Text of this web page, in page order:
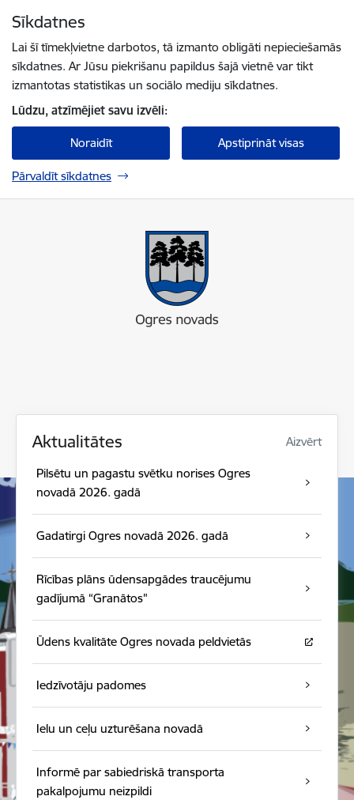
Sīkdatnes
Lai šī tīmekļvietne darbotos, tā izmanto obligāti nepieciešamās
sīkdatnes. Ar Jūsu piekrišanu papildus šajā vietnē var tikt
izmantotas statistikas un sociālo mediju sīkdatnes.
Lūdzu, atzīmējiet savu izvēli:
Noraidīt Apstiprināt visas
Pārvaldīt sīkdatnes
Aktualitātes Aizvērt
Pilsētu un pagastu svētku norises Ogres
novadā 2026. gadā
Gadatirgi Ogres novadā 2026. gadā
Rīcības plāns ūdensapgādes traucējumu
gadījumā “Granātos"
Ūdens kvalitāte Ogres novada peldvietās
Iedzīvotāju padomes
Ielu un ceļu uzturēšana novadā
Informē par sabiedriskā transporta
pakalpojumu neizpildi